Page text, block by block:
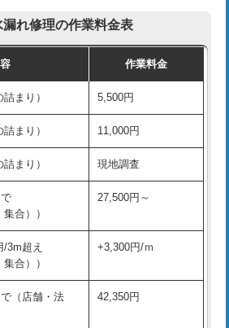
漏れ修理の作業料金表
作業料金
まり） 5,500円
まり） 11,000円
まり） 現地調査
合））
27,500円～
3m超え
合））
+3,300円/ｍ
（店舗・法
42,350円